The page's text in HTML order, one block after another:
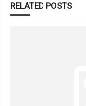
RELATED POSTS